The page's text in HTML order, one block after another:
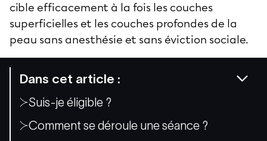
Dans cet article :
Suis-je éligible ?
Comment se déroule une séance ?
cible efficacement à la fois les couches
superficielles et les couches profondes de la
peau sans anesthésie et sans éviction sociale.